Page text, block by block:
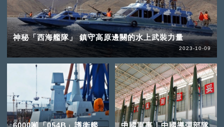
神秘「西海艦隊」 鎮守高原邊關的水上武裝力量
2023-10-09